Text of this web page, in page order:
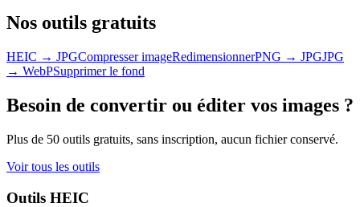
Nos outils gratuits
HEIC → JPGCompresser imageRedimensionnerPNG → JPGJPG
→ WebPSupprimer le fond
Besoin de convertir ou éditer vos images ?
Plus de 50 outils gratuits, sans inscription, aucun fichier conservé.
Voir tous les outils
Outils HEIC